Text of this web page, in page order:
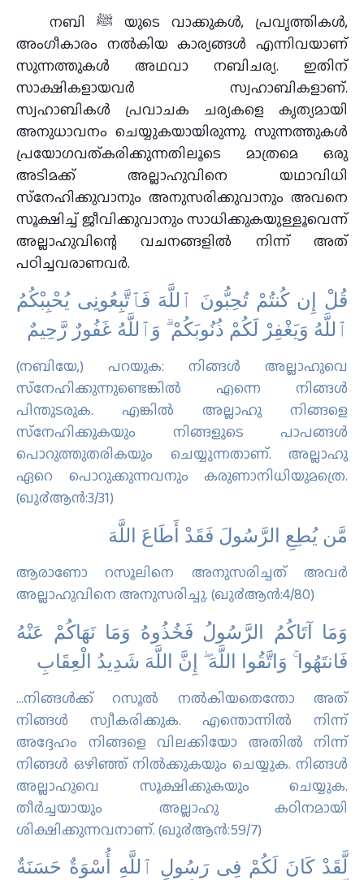
നബി ﷺ യുടെ വാക്കുകള്‍, പ്രവൃത്തികള്‍,
അംഗീകാരം നല്‍കിയ കാര്യങ്ങള്‍ എന്നിവയാണ്
സുന്നത്തുകള്‍ അഥവാ നബിചര്യ. ഇതിന്
സാക്ഷികളായവര്‍ സ്വഹാബികളാണ്.
സ്വഹാബികള്‍ പ്രവാചക ചര്യകളെ കൃത്യമായി
അനുധാവനം ചെയ്യുകയായിരുന്നു. സുന്നത്തുകള്‍
പ്രയോഗവത്കരിക്കുന്നതിലൂടെ മാത്രമെ ഒരു
അടിമക്ക് അല്ലാഹുവിനെ യഥാവിധി
സ്‌നേഹിക്കുവാനും അനുസരിക്കുവാനും അവനെ
സൂക്ഷിച്ച് ജീവിക്കുവാനും സാധിക്കുകയുള്ളൂവെന്ന്
അല്ലാഹുവിന്റെ വചനങ്ങളില്‍ നിന്ന് അത്
പഠിച്ചവരാണവര്‍.
قُلْ إِن كُنتُمْ تُحِبُّونَ ٱللَّهَ فَٱتَّبِعُونِى يُحْبِبْكُمُ
ٱللَّهُ وَيَغْفِرْ لَكُمْ ذُنُوبَكُمْ ۗ وَٱللَّهُ غَفُورٌ رَّحِيمٌ
(നബിയേ,) പറയുക: നിങ്ങള്‍ അല്ലാഹുവെ
സ്‌നേഹിക്കുന്നുണ്ടെങ്കില്‍ എന്നെ നിങ്ങള്‍
പിന്തുടരുക. എങ്കില്‍ അല്ലാഹു നിങ്ങളെ
സ്‌നേഹിക്കുകയും നിങ്ങളുടെ പാപങ്ങള്‍
പൊറുത്തുതരികയും ചെയ്യുന്നതാണ്. അല്ലാഹു
ഏറെ പൊറുക്കുന്നവനും കരുണാനിധിയുമത്രെ.
(ഖു൪ആന്‍:3/31)
مَّن يُطِعِ الرَّسُولَ فَقَدْ أَطَاعَ اللَّهَ
ആരാണോ റസൂലിനെ അനുസരിച്ചത് അവര്‍
അല്ലാഹുവിനെ അനുസരിച്ചു. (ഖു൪ആന്‍:4/80)
وَمَا آتَاكُمُ الرَّسُولُ فَخُذُوهُ وَمَا نَهَاكُمْ عَنْهُ
فَانتَهُوا ۚ وَاتَّقُوا اللَّهَ ۖ إِنَّ اللَّهَ شَدِيدُ الْعِقَابِ
…നിങ്ങള്‍ക്ക് റസൂല്‍ നല്‍കിയതെന്തോ അത്
നിങ്ങള്‍ സ്വീകരിക്കുക. എന്തൊന്നില്‍ നിന്ന്
അദ്ദേഹം നിങ്ങളെ വിലക്കിയോ അതില്‍ നിന്ന്
നിങ്ങള്‍ ഒഴിഞ്ഞ് നില്‍ക്കുകയും ചെയ്യുക. നിങ്ങള്‍
അല്ലാഹുവെ സൂക്ഷിക്കുകയും ചെയ്യുക.
തീര്‍ച്ചയായും അല്ലാഹു കഠിനമായി
ശിക്ഷിക്കുന്നവനാണ്. (ഖു൪ആന്‍:59/7)
لَّقَدْ كَانَ لَكُمْ فِى رَسُولِ ٱللَّهِ أُسْوَةٌ حَسَنَةٌ